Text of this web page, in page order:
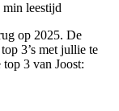
min leestijd
op 2025. De
3’s met jullie te
3 van Joost: